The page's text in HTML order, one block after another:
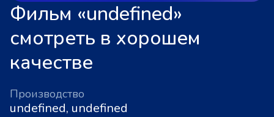
Фильм «undefined»
смотреть в хорошем
качестве
Производство
undefined, undefined